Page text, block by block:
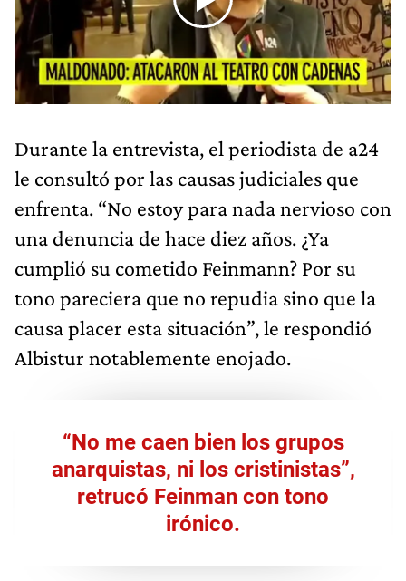
Durante la entrevista, el periodista de a24
le consultó por las causas judiciales que
enfrenta. “No estoy para nada nervioso con
una denuncia de hace diez años. ¿Ya
cumplió su cometido Feinmann? Por su
tono pareciera que no repudia sino que la
causa placer esta situación”, le respondió
Albistur notablemente enojado.
“No me caen bien los grupos
anarquistas, ni los cristinistas”,
retrucó Feinman con tono
irónico.